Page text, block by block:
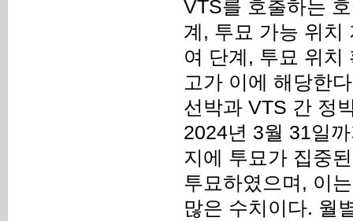
VTS를 호출하는
계, 투묘 가능 위치
여 단계, 투묘 위치
고가 이에 해당한
선박과 VTS 간 정
2024년 3월 31일
지에 투묘가 집중
투묘하였으며, 이
많은 수치이다. 월